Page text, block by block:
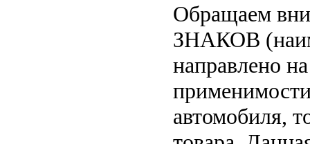
Обращаем
ЗНАКОВ
направлено
автомобиля,